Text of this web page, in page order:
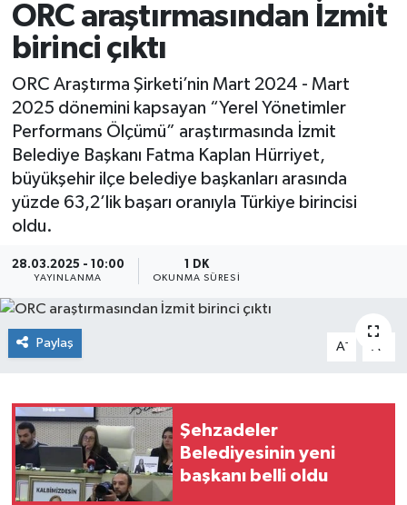
ORC araştırmasından İzmit
birinci çıktı
ORC Araştırma Şirketi’nin Mart 2024 - Mart
2025 dönemini kapsayan “Yerel Yönetimler
Performans Ölçümü” araştırmasında İzmit
Belediye Başkanı Fatma Kaplan Hürriyet,
büyükşehir ilçe belediye başkanları arasında
yüzde 63,2’lik başarı oranıyla Türkiye birincisi
oldu.
28.03.2025 - 10:00
YAYINLANMA
1 DK
OKUNMA SÜRESI
Paylaş A- A
Şehzadeler
Belediyesinin yeni
başkanı belli oldu
Son Dakika Haberleri
Haber Arşivi